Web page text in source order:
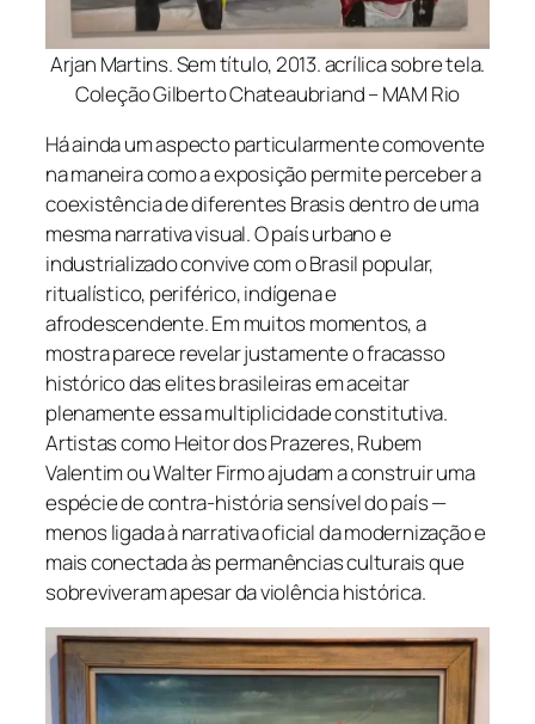
Arjan Martins. Sem título, 2013. acrílica sobre tela.
Coleção Gilberto Chateaubriand – MAM Rio
Há ainda um aspecto particularmente comovente
na maneira como a exposição permite perceber a
coexistência de diferentes Brasis dentro de uma
mesma narrativa visual. O país urbano e
industrializado convive com o Brasil popular,
ritualístico, periférico, indígena e
afrodescendente. Em muitos momentos, a
mostra parece revelar justamente o fracasso
histórico das elites brasileiras em aceitar
plenamente essa multiplicidade constitutiva.
Artistas como Heitor dos Prazeres, Rubem
Valentim ou Walter Firmo ajudam a construir uma
espécie de contra-história sensível do país —
menos ligada à narrativa oficial da modernização e
mais conectada às permanências culturais que
sobreviveram apesar da violência histórica.